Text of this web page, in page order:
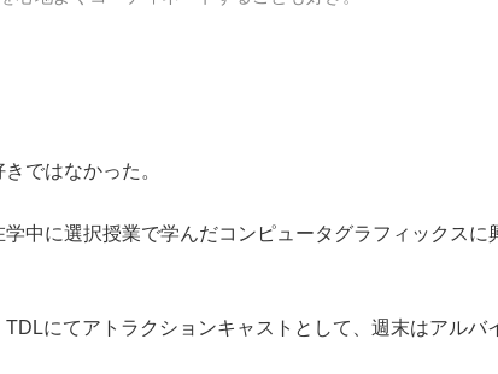
ではなかった。
中に選択授業で学んだコンピュータグラフィックスに
にてアトラクションキャストとして、週末はアルバ